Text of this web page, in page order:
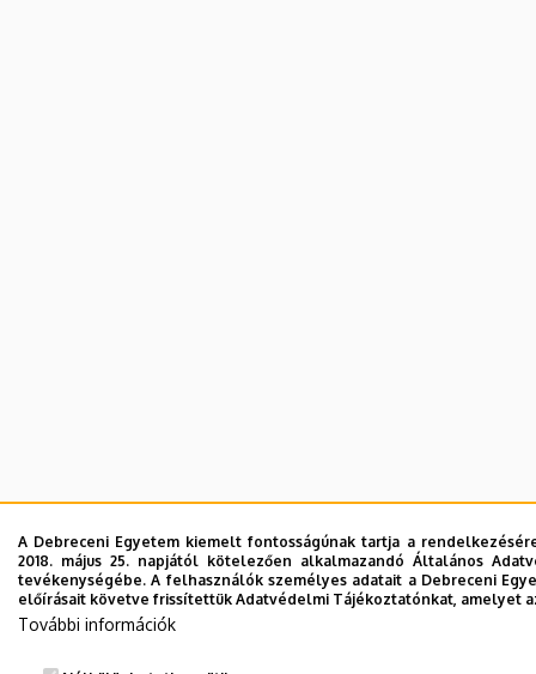
A Debreceni Egyetem kiemelt fontosságúnak tartja a
2018. május 25. napjától kötelezően alkalmazandó Általános
tevékenységébe. A felhasználók személyes adatait a Debreceni
előírásait követve frissítettük Adatvédelmi Tájékoztatónkat, amelyet
További információk